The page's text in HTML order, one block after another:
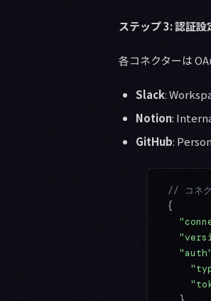
ステップ 3: 認証設
各コネクターは
Slack:
Notion:
GitHub:
// コネク
{
  "auth"